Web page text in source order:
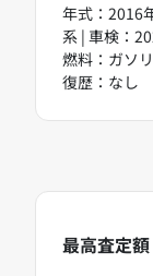
年式：2016
系 | 車検：
燃料：ガソ
復歴：なし
最高査定額